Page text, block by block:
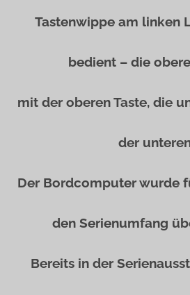
Tastenwippe am linken
bedient – die
mit der oberen Taste, die
der
Der Bordcomputer wurde
den Serienumfang
Bereits in der